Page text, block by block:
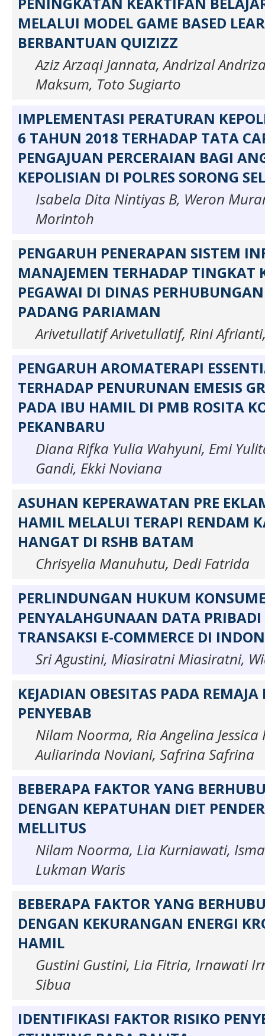
MELALUI MODEL GAME BASED
BERBANTUAN QUIZIZZ
Aziz Arzaqi Jannata, Andrizal
Maksum, Toto Sugiarto
IMPLEMENTASI PERATURAN
6 TAHUN 2018 TERHADAP TATA
PENGAJUAN PERCERAIAN BAGI
KEPOLISIAN DI POLRES SORONG
Isabela Dita Nintiyas B, Weron
Morintoh
PENGARUH PENERAPAN SISTEM
MANAJEMEN TERHADAP TINGKAT
PEGAWAI DI DINAS
PADANG PARIAMAN
Arivetullatif Arivetullatif, Rini
PENGARUH AROMATERAPI
TERHADAP PENURUNAN EMESIS
PADA IBU HAMIL DI PMB ROSITA
PEKANBARU
Diana Rifka Yulia Wahyuni, Emi
Gandi, Ekki Noviana
ASUHAN KEPERAWATAN PRE
HAMIL MELALUI TERAPI RENDAM
HANGAT DI RSHB BATAM
Chrisyelia Manuhutu, Dedi Fatrida
PERLINDUNGAN HUKUM
PENYALAHGUNAAN DATA
TRANSAKSI E-COMMERCE DI
Sri Agustini, Miasiratni Miasiratni,
KEJADIAN OBESITAS PADA
PENYEBAB
Nilam Noorma, Ria Angelina Jessica
Auliarinda Noviani, Safrina Safrina
BEBERAPA FAKTOR YANG
DENGAN KEPATUHAN DIET
MELLITUS
Nilam Noorma, Lia Kurniawati,
Lukman Waris
BEBERAPA FAKTOR YANG
DENGAN KEKURANGAN ENERGI
HAMIL
Gustini Gustini, Lia Fitria, Irnawati
Sibua
IDENTIFIKASI FAKTOR RISIKO